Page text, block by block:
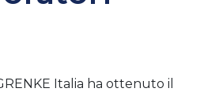
Italia ha ottenuto il